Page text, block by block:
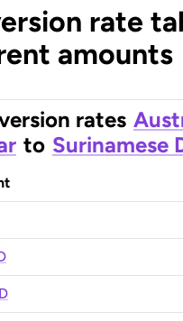
rate
amounts
rates
to Surinamese